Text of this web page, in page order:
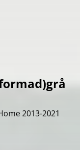
2013-2021